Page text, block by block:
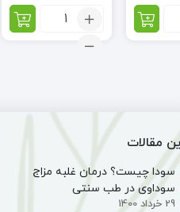
تعداد:
مقالات
سودا چیست؟ درمان غلبه مزاج
سوداوی در طب سنتی
29 خرداد 1400